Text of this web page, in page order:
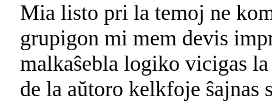
Mia listo pri la temoj ne
grupigon mi mem devis
malkaŝebla logiko vicigas
de la aŭtoro kelkfoje ŝajnas